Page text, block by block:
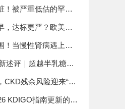
次揭晓答案
！被严重低估的罕见
囊肾病
，达标更严？欧美最
歧与临床启示
！当慢性肾病遇上妊
全攻略
述评｜超越半乳糖缺
在IgA肾病中的致病
CKD残余风险迎来“终
解读心肾疾病管理方
KDIGO指南更新的肾